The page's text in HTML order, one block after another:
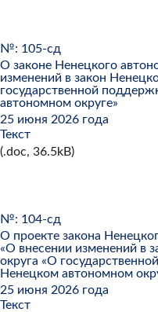
№: 105-сд
О законе Ненецкого
изменений в закон
государственной
автономном округе»
25 июня 2026 года
Текст
(.doc, 36.5kB)
№: 104-сд
О проекте закона
«О внесении изменений в
округа «О
Ненецком автономном
25 июня 2026 года
Текст